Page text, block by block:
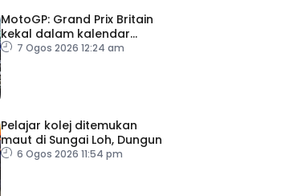
MotoGP: Grand Prix Britain
kekal dalam kalendar
hingga 2028
7 Ogos 2026 12:24 am
Pelajar kolej ditemukan
maut di Sungai Loh, Dungun
6 Ogos 2026 11:54 pm